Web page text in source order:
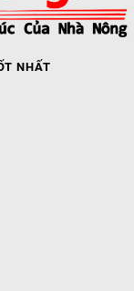
NHẤT